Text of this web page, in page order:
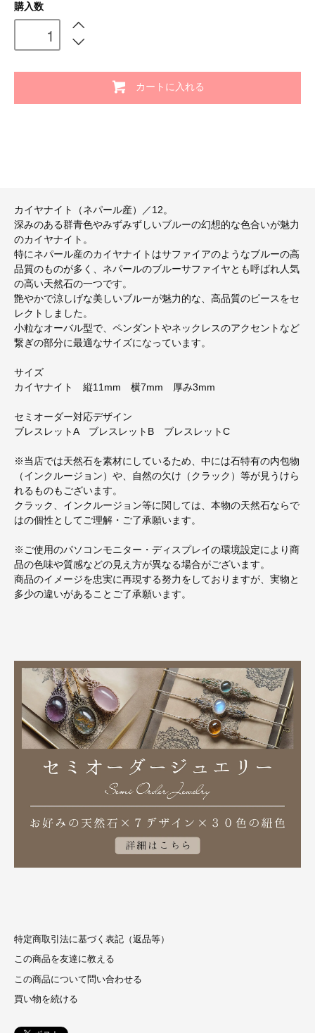
購入数
カートに入れる
カイヤナイト（ネパール産）／12。
深みのある群青色やみずみずしいブルーの幻想的な色合いが魅力
のカイヤナイト。
特にネパール産のカイヤナイトはサファイアのようなブルーの高
品質のものが多く、ネパールのブルーサファイヤとも呼ばれ人気
の高い天然石の一つです。
艶やかで涼しげな美しいブルーが魅力的な、高品質のピースをセ
レクトしました。
小粒なオーバル型で、ペンダントやネックレスのアクセントなど
繋ぎの部分に最適なサイズになっています。
サイズ
カイヤナイト 縦11mm 横7mm 厚み3mm
セミオーダー対応デザイン
ブレスレットA ブレスレットB ブレスレットC
※当店では天然石を素材にしているため、中には石特有の内包物
（インクルージョン）や、自然の欠け（クラック）等が見うけら
れるものもございます。
クラック、インクルージョン等に関しては、本物の天然石ならで
はの個性としてご理解・ご了承願います。
※ご使用のパソコンモニター・ディスプレイの環境設定により商
品の色味や質感などの見え方が異なる場合がございます。
商品のイメージを忠実に再現する努力をしておりますが、実物と
多少の違いがあることご了承願います。
特定商取引法に基づく表記（返品等）
この商品を友達に教える
この商品について問い合わせる
買い物を続ける